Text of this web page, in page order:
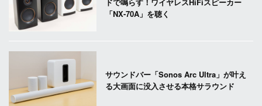
「NX-70A」を聴く
サウンドバー「Sonos Arc Ultra」が叶え
る大画面に没入させる本格サラウンド